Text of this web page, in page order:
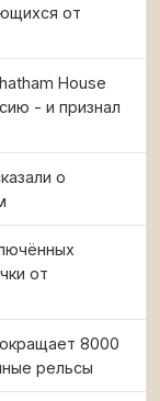
от
House
- и признал
о
от
8000
рельсы